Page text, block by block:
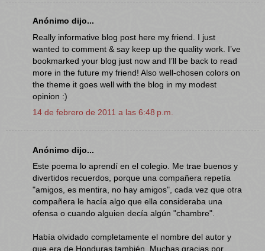
Anónimo dijo...
Really informative blog post here my friend. I just
wanted to comment & say keep up the quality work. I’ve
bookmarked your blog just now and I’ll be back to read
more in the future my friend! Also well-chosen colors on
the theme it goes well with the blog in my modest
opinion :)
14 de febrero de 2011 a las 6:48 p.m.
Anónimo dijo...
Este poema lo aprendí en el colegio. Me trae buenos y
divertidos recuerdos, porque una compañera repetía
"amigos, es mentira, no hay amigos", cada vez que otra
compañera le hacía algo que ella consideraba una
ofensa o cuando alguien decía algún "chambre".
Había olvidado completamente el nombre del autor y
que era de Honduras también. Muchas gracias por